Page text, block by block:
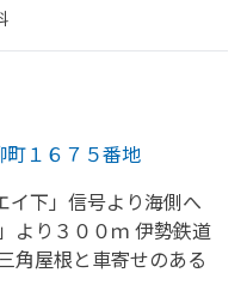
１６７５番地
イ下」 信号より海側へ
より ３００ｍ 伊勢鉄道
角屋根と車寄せのある